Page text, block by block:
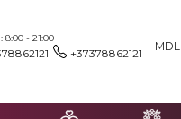
- 21:00
+37378862121 MDL